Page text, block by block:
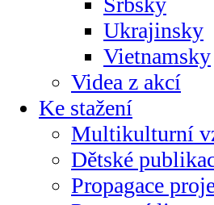
Ukrajinsky
Vietnamsky
Videa z akcí
Ke stažení
Multikulturní
Dětské
Propagace